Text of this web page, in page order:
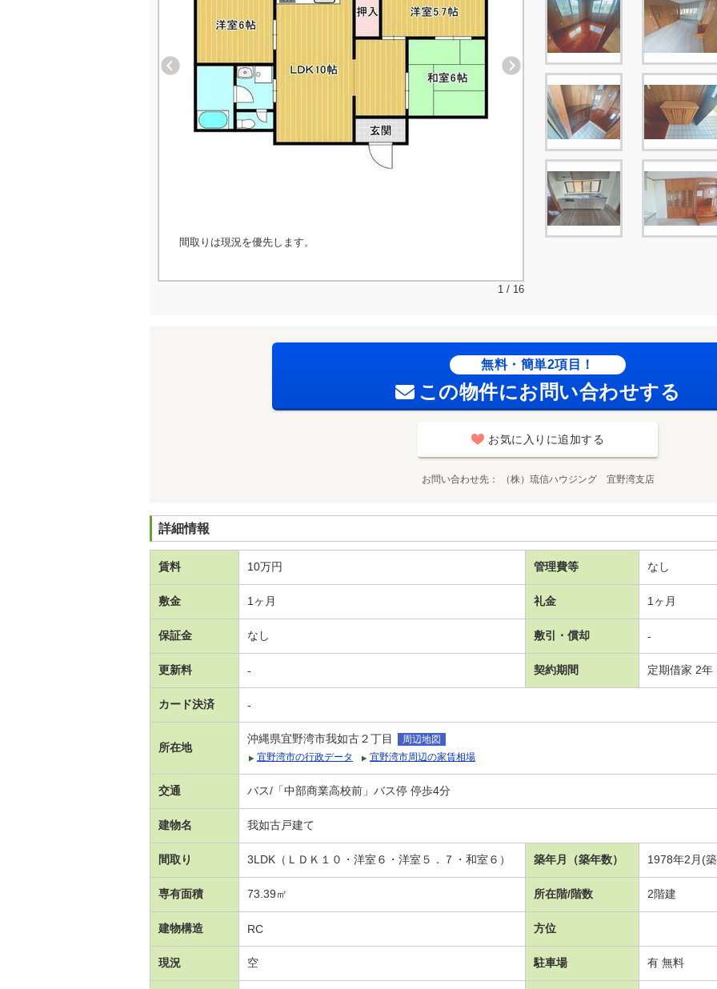
間取りは現況を優先します。
1 / 16
無料・簡単2項目！
この物件にお問い合わせする
お気に入りに追加する
お問い合わせ先 （株）琉信ハウジング 宜野湾支店
詳細情報
賃料 10万円 管理費等 なし
敷金 1ヶ月 礼金 1ヶ月
保証金 なし 敷引・償却 -
更新料 - 契約期間 定期借家 2年
カード決済 -
所在地
沖縄県宜野湾市我如古２丁目
周辺地図
宜野湾市の行政データ
宜野湾市周辺の家賃相場
交通 バス/「中部商業高校前」バス停 停歩4分
建物名 我如古戸建て
間取り 3LDK（ＬＤＫ１０・洋室６・洋室５．７・和室６） 築年月（築年数） 1978年2月(
専有面積 73.39㎡ 所在階/階数 2階建
建物構造 RC 方位
現況 空 駐車場 有 無料